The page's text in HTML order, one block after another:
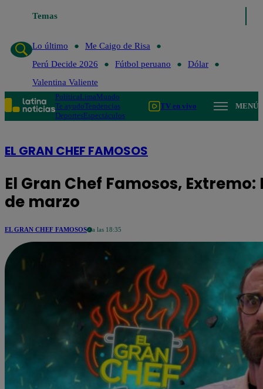
Temas
Lo último
Me Caigo de Risa
Perú Decide 2026
Fútbol peruano
Dólar
Valentina Valiente
PolíticaLimaMundo
Te ayudoTendencias
DeportesEspectáculos
TV en vivo MENÚ
EL GRAN CHEF FAMOSOS
El Gran Chef Famosos,
de marzo
EL GRAN CHEF FAMOSOS a las 18:35